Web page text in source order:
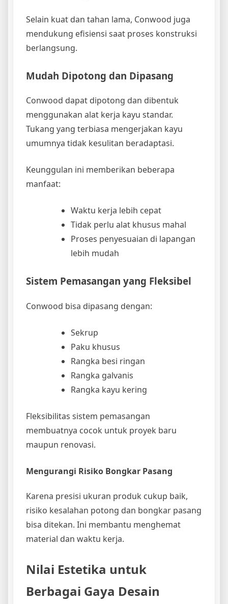
Selain kuat dan tahan lama, Conwood juga
mendukung efisiensi saat proses konstruksi
berlangsung.
Mudah Dipotong dan Dipasang
Conwood dapat dipotong dan dibentuk
menggunakan alat kerja kayu standar.
Tukang yang terbiasa mengerjakan kayu
umumnya tidak kesulitan beradaptasi.
Keunggulan ini memberikan beberapa
manfaat:
Waktu kerja lebih cepat
Tidak perlu alat khusus mahal
Proses penyesuaian di lapangan
lebih mudah
Sistem Pemasangan yang Fleksibel
Conwood bisa dipasang dengan:
Sekrup
Paku khusus
Rangka besi ringan
Rangka galvanis
Rangka kayu kering
Fleksibilitas sistem pemasangan
membuatnya cocok untuk proyek baru
maupun renovasi.
Mengurangi Risiko Bongkar Pasang
Karena presisi ukuran produk cukup baik,
risiko kesalahan potong dan bongkar pasang
bisa ditekan. Ini membantu menghemat
material dan waktu kerja.
Nilai Estetika untuk
Berbagai Gaya Desain